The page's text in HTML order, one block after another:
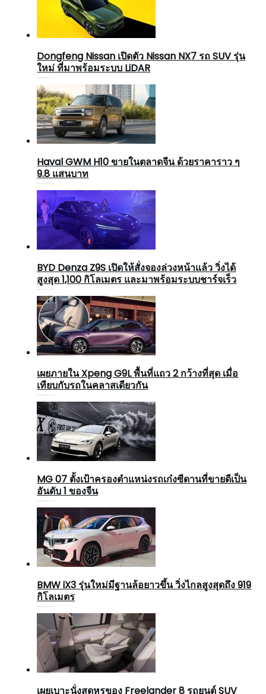
Dongfeng Nissan เปิดตัว Nissan NX7 รถ SUV รุ่น
ใหม่ ที่มาพร้อมระบบ LiDAR
Haval GWM H10 ขายในตลาดจีน ด้วยราคาราว ๆ
9.8 แสนบาท
BYD Denza Z9S เปิดให้สั่งจองล่วงหน้าแล้ว วิ่งได้
สูงสุด 1,100 กิโลเมตร และมาพร้อมระบบชาร์จเร็ว
เผยภายใน Xpeng G9L พื้นที่แถว 2 กว้างที่สุด เมื่อ
เทียบกับรถในคลาสเดียวกัน
MG 07 ตั้งเป้าครองตำแหน่งรถเก๋งซีดานที่ขายดีเป็น
อันดับ 1 ของจีน
BMW iX3 รุ่นใหม่มีฐานล้อยาวขึ้น วิ่งไกลสูงสุดถึง 919
กิโลเมตร
เผยเบาะนั่งสุดหรูของ Freelander 8 รถยนต์ SUV